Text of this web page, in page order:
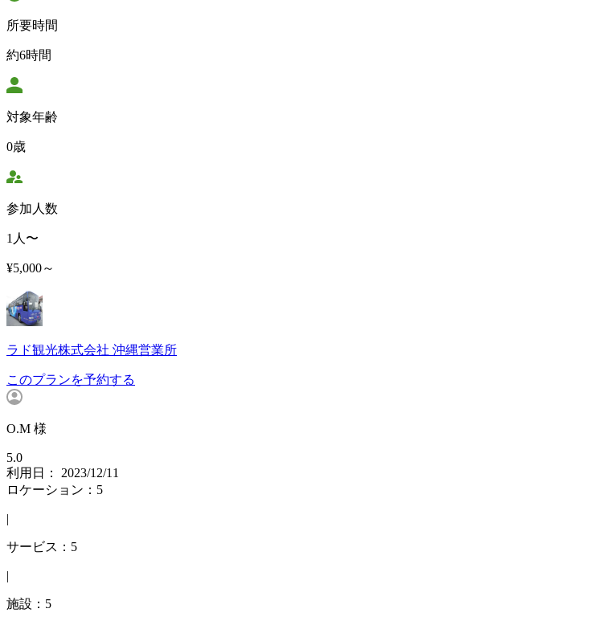
所要時間
約6時間
対象年齢
0歳
参加人数
1人〜
¥5,000～
ラド観光株式会社 沖縄営業所
このプランを予約する
O.M 様
5.0
利用日： 2023/12/11
ロケーション：5
|
サービス：5
|
施設：5